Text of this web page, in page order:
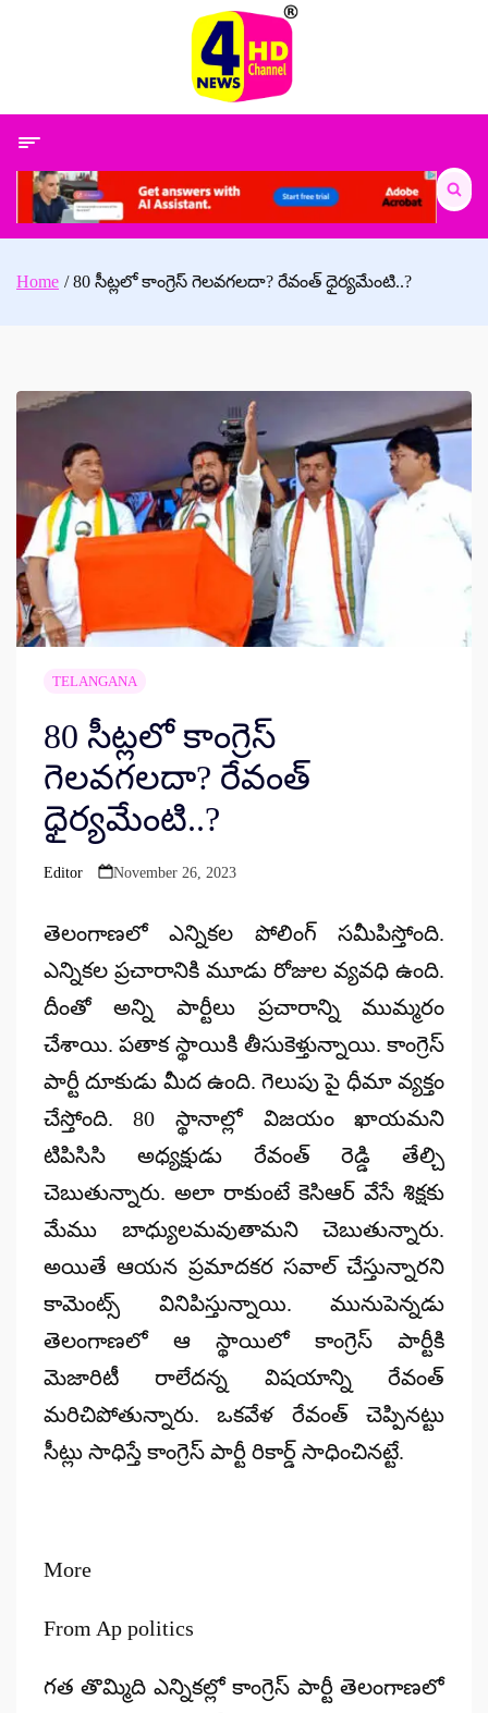
Search
for:
Home 80 సీట్లలో కాంగ్రెస్ గెలవగలదా? రేవంత్ ధైర్యమేంటి..?
TELANGANA
80 సీట్లలో కాంగ్రెస్
గెలవగలదా? రేవంత్
ధైర్యమేంటి..?
Posted
Editor November 26, 2023
తెలంగాణలో ఎన్నికల పోలింగ్ సమీపిస్తోంది.
ఎన్నికల ప్రచారానికి మూడు రోజుల వ్యవధి ఉంది.
దీంతో అన్ని పార్టీలు ప్రచారాన్ని ముమ్మరం
చేశాయి. పతాక స్థాయికి తీసుకెళ్తున్నాయి. కాంగ్రెస్
పార్టీ దూకుడు మీద ఉంది. గెలుపు పై ధీమా వ్యక్తం
చేస్తోంది. 80 స్థానాల్లో విజయం ఖాయమని
టిపిసిసి అధ్యక్షుడు రేవంత్ రెడ్డి తేల్చి
చెబుతున్నారు. అలా రాకుంటే కెసిఆర్ వేసే శిక్షకు
మేము బాధ్యులమవుతామని చెబుతున్నారు.
అయితే ఆయన ప్రమాదకర సవాల్ చేస్తున్నారని
కామెంట్స్ వినిపిస్తున్నాయి. మునుపెన్నడు
తెలంగాణలో ఆ స్థాయిలో కాంగ్రెస్ పార్టీకి
మెజారిటీ రాలేదన్న విషయాన్ని రేవంత్
మరిచిపోతున్నారు. ఒకవేళ రేవంత్ చెప్పినట్టు
సీట్లు సాధిస్తే కాంగ్రెస్ పార్టీ రికార్డ్ సాధించినట్టే.
More
From Ap politics
గత తొమ్మిది ఎన్నికల్లో కాంగ్రెస్ పార్టీ తెలంగాణలో